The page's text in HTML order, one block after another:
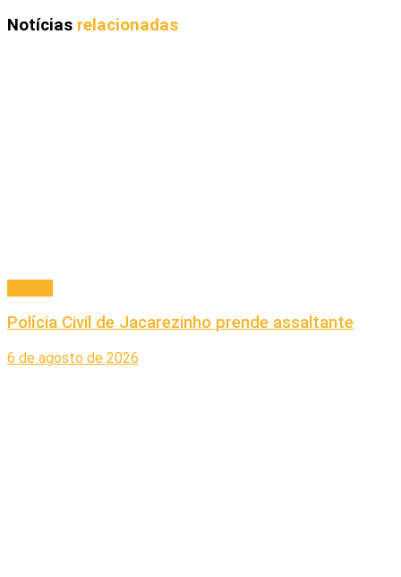
Notícias relacionadas
Polícia Civil de Jacarezinho prende assaltante
6 de agosto de 2026